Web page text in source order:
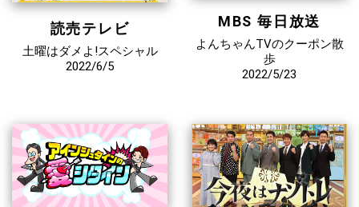
読売テレビ
土曜はダメよ!スペシャル
2022/6/5
MBS 毎日放送
よんちゃんTVのクーポン散
歩
2022/5/23